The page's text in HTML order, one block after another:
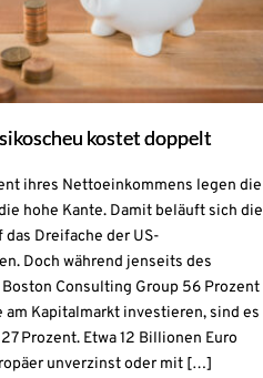
kostet doppelt
ihres Nettoeinkommens legen die
hohe Kante. Damit beläuft sich die
das Dreifache der US-
Doch während jenseits des
Consulting Group 56 Prozent
am Kapitalmarkt investieren, sind es
Prozent. Etwa 12 Billionen Euro
unverzinst oder mit […]